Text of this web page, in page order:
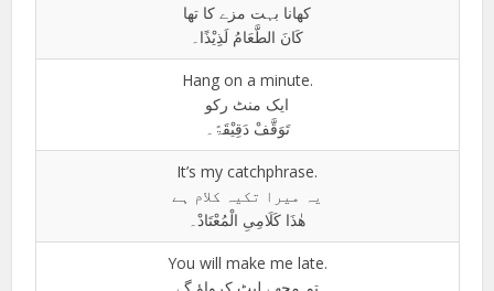
کھانا بہت مزے کا تھا
کَانَ الطَّعَامُ لَذِیْذًا۔
Hang on a minute.
ایک منٹ رکو
تَوَقَّفْ دَقِیْقَۃً۔
It’s my catchphrase.
یہ میرا تکیہ کلام ہے
ھٰذَا کَلَامِیِ الْمُعْتَادْ۔
You will make me late.
تم مجھے لیٹ کرواؤ گے